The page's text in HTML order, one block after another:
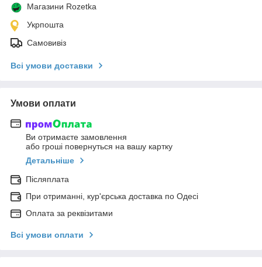
Магазини Rozetka
Укрпошта
Самовивіз
Всі умови доставки
Умови оплати
Ви отримаєте замовлення
або гроші повернуться на вашу картку
Детальніше
Післяплата
При отриманні, кур'єрська доставка по Одесі
Оплата за реквізитами
Всі умови оплати